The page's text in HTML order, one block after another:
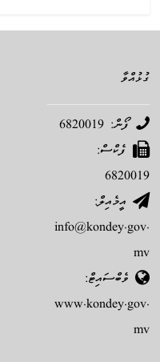
ގުޅުއްވާ
ފޯން: 6820019
ފެކްސް:
6820019
އީމެއިލް:
info@kondey.gov.
mv
ވެބްސައިޓް:
www.kondey.gov.
mv